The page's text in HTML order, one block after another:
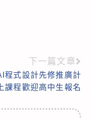
下一篇文章
程式設計先修推廣計
課程歡迎高中生報名